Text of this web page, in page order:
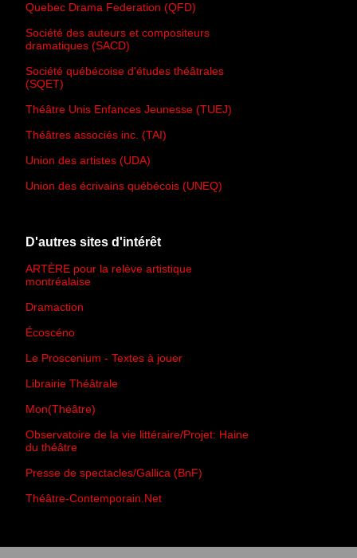
Quebec Drama Federation (QFD)
Société des auteurs et compositeurs
dramatiques (SACD)
Société québécoise d'études théâtrales
(SQET)
Théâtre Unis Enfances Jeunesse (TUEJ)
Théâtres associés inc. (TAI)
Union des artistes (UDA)
Union des écrivains québécois (UNEQ)
D'autres sites d'intérêt
ARTÈRE pour la relève artistique
montréalaise
Dramaction
Écoscéno
Le Proscenium - Textes à jouer
Librairie Théâtrale
Mon(Théâtre)
Observatoire de la vie littéraire/Projet: Haine
du théâtre
Presse de spectacles/Gallica (BnF)
Théâtre-Contemporain.Net